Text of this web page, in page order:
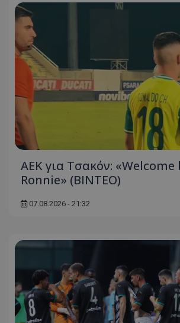
ΑΕΚ για Τσακόν: «Welcome
Ronnie» (ΒΙΝΤΕΟ)
07.08.2026 - 21:32